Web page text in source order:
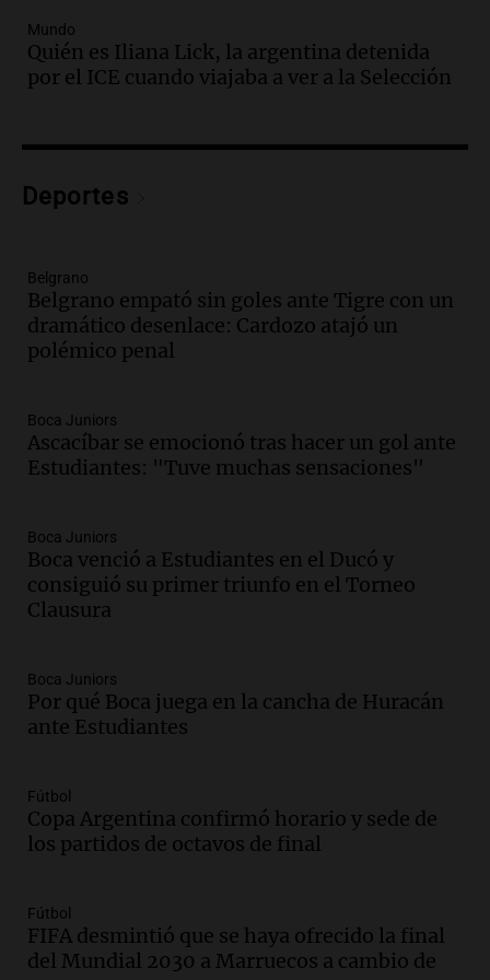
Audio.
un pozo de 17 metros en Nueva Córdoba
Panorama Federal
Audio.Lanzamiento del Tigo 7 CSH: el
al mercado argentino
Audio.
Mundial de Natación de Invierno con
récords y atletas de 20 países
Amamos Argentina
Audio.
accidente fatal en San Luis dejó tres
jóvenes muertos y un herido grave
Audio.
Historiador de la UBA celebró la
marcha atrás en la Ley de Tierras:
“Frenamos un saqueo de recursos”
Amamos Argentina
Audio.
Federal Sancor Seguros y adelantó su
nuevo tema a Cadena 3 Rosario.
Audio.
Cierre del Paso Internacional
Cristo Redentor por acumulación de
nieve se extiende a 22 días
Episodios
Audio.Estudiantes de Italia realizan
prácticas docentes en Córdoba para
Mundo
Quién es Iliana Lick, la argentina detenida
por el ICE cuando viajaba a ver a la Selección
Deportes
Belgrano
Belgrano empató sin goles ante Tigre con un
dramático desenlace: Cardozo atajó un
polémico penal
Boca Juniors
Ascacíbar se emocionó tras hacer un gol ante
Estudiantes: "Tuve muchas sensaciones"
Boca Juniors
Boca venció a Estudiantes en el Ducó y
consiguió su primer triunfo en el Torneo
Clausura
Boca Juniors
Por qué Boca juega en la cancha de Huracán
ante Estudiantes
Fútbol
Copa Argentina confirmó horario y sede de
los partidos de octavos de final
Fútbol
FIFA desmintió que se haya ofrecido la final
del Mundial 2030 a Marruecos a cambio de